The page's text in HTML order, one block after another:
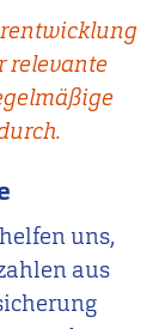
our
English
main
page
relevante
uns,
aus